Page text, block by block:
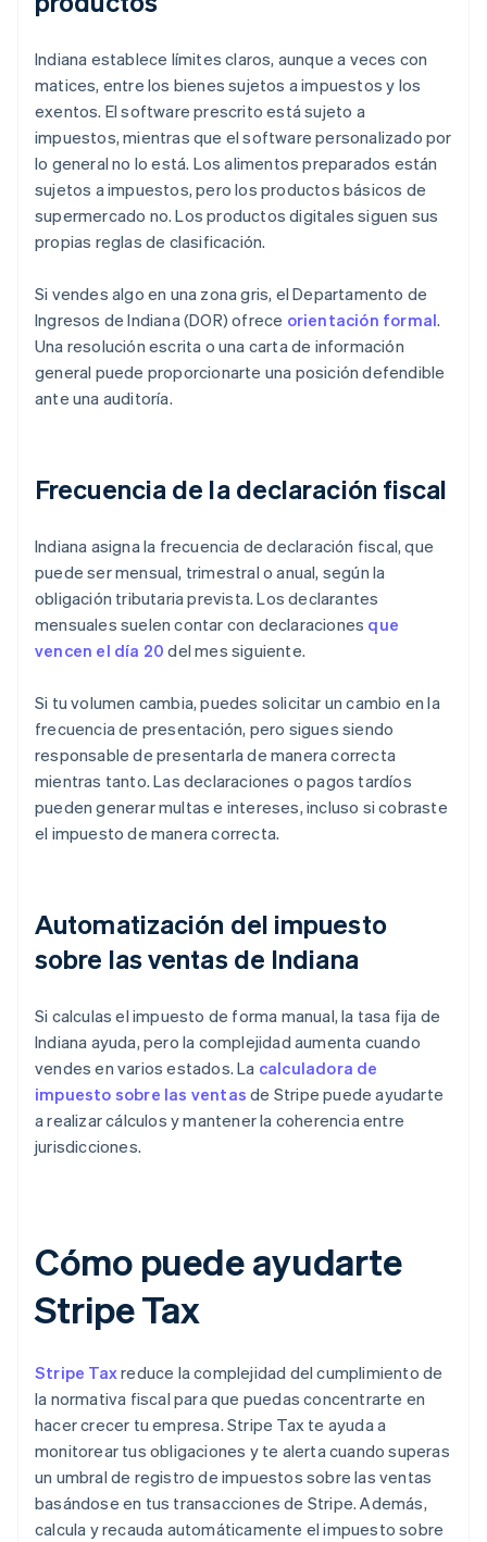
Indiana establece límites claros, aunque a veces con
matices, entre los bienes sujetos a impuestos y los
exentos. El software prescrito está sujeto a
impuestos, mientras que el software personalizado por
lo general no lo está. Los alimentos preparados están
sujetos a impuestos, pero los productos básicos de
supermercado no. Los productos digitales siguen sus
propias reglas de clasificación.
Si vendes algo en una zona gris, el Departamento de
Ingresos de Indiana (DOR) ofrece orientación formal.
Una resolución escrita o una carta de información
general puede proporcionarte una posición defendible
ante una auditoría.
Frecuencia de la declaración fiscal
Indiana asigna la frecuencia de declaración fiscal, que
puede ser mensual, trimestral o anual, según la
obligación tributaria prevista. Los declarantes
mensuales suelen contar con declaraciones que
vencen el día 20 del mes siguiente.
Si tu volumen cambia, puedes solicitar un cambio en la
frecuencia de presentación, pero sigues siendo
responsable de presentarla de manera correcta
mientras tanto. Las declaraciones o pagos tardíos
pueden generar multas e intereses, incluso si cobraste
el impuesto de manera correcta.
Automatización del impuesto
sobre las ventas de Indiana
Si calculas el impuesto de forma manual, la tasa fija de
Indiana ayuda, pero la complejidad aumenta cuando
vendes en varios estados. La calculadora de
impuesto sobre las ventas de Stripe puede ayudarte
a realizar cálculos y mantener la coherencia entre
jurisdicciones.
Cómo puede ayudarte
Stripe Tax
Stripe Taxreduce la complejidad del cumplimiento de
la normativa fiscal para que puedas concentrarte en
hacer crecer tu empresa. Stripe Tax te ayuda a
monitorear tus obligaciones y te alerta cuando superas
un umbral de registro de impuestos sobre las ventas
basándose en tus transacciones de Stripe. Además,
calcula y recauda automáticamente el impuesto sobre